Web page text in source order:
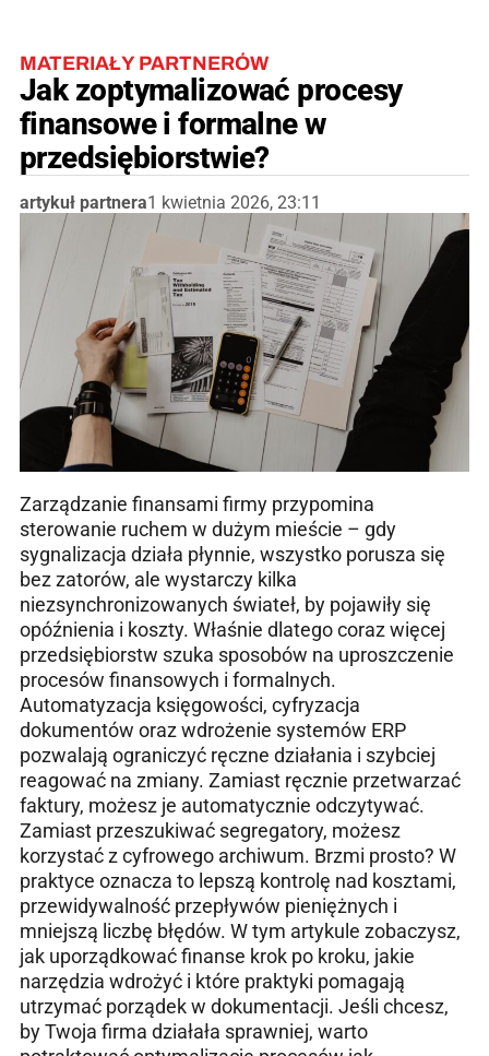
MATERIAŁY PARTNERÓW
Jak zoptymalizować procesy
finansowe i formalne w
przedsiębiorstwie?
artykuł partnera1 kwietnia 2026, 23:11
Zarządzanie finansami firmy przypomina
sterowanie ruchem w dużym mieście – gdy
sygnalizacja działa płynnie, wszystko porusza się
bez zatorów, ale wystarczy kilka
niezsynchronizowanych świateł, by pojawiły się
opóźnienia i koszty. Właśnie dlatego coraz więcej
przedsiębiorstw szuka sposobów na uproszczenie
procesów finansowych i formalnych.
Automatyzacja księgowości, cyfryzacja
dokumentów oraz wdrożenie systemów ERP
pozwalają ograniczyć ręczne działania i szybciej
reagować na zmiany. Zamiast ręcznie przetwarzać
faktury, możesz je automatycznie odczytywać.
Zamiast przeszukiwać segregatory, możesz
korzystać z cyfrowego archiwum. Brzmi prosto? W
praktyce oznacza to lepszą kontrolę nad kosztami,
przewidywalność przepływów pieniężnych i
mniejszą liczbę błędów. W tym artykule zobaczysz,
jak uporządkować finanse krok po kroku, jakie
narzędzia wdrożyć i które praktyki pomagają
utrzymać porządek w dokumentacji. Jeśli chcesz,
by Twoja firma działała sprawniej, warto